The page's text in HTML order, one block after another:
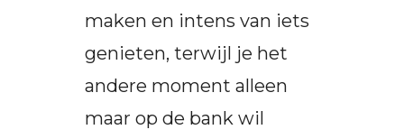
maken en intens van iets
genieten, terwijl je het
andere moment alleen
maar op de bank wil